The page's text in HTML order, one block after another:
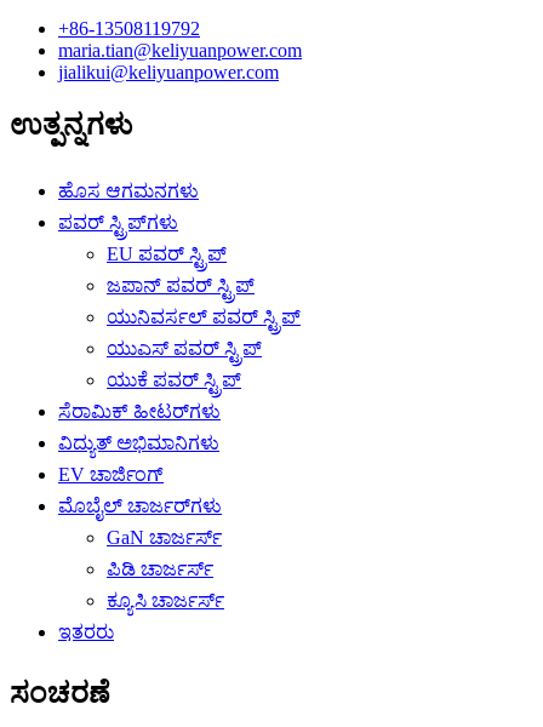
+86-13508119792
maria.tian@keliyuanpower.com
jialikui@keliyuanpower.com
ಉತ್ಪನ್ನಗಳು
ಹೊಸ ಆಗಮನಗಳು
ಪವರ್ ಸ್ಟ್ರಿಪ್‌ಗಳು
EU ಪವರ್ ಸ್ಟ್ರಿಪ್
ಜಪಾನ್ ಪವರ್ ಸ್ಟ್ರಿಪ್
ಯುನಿವರ್ಸಲ್ ಪವರ್ ಸ್ಟ್ರಿಪ್
ಯುಎಸ್ ಪವರ್ ಸ್ಟ್ರಿಪ್
ಯುಕೆ ಪವರ್ ಸ್ಟ್ರಿಪ್
ಸೆರಾಮಿಕ್ ಹೀಟರ್‌ಗಳು
ವಿದ್ಯುತ್ ಅಭಿಮಾನಿಗಳು
EV ಚಾರ್ಜಿಂಗ್
ಮೊಬೈಲ್ ಚಾರ್ಜರ್‌ಗಳು
GaN ಚಾರ್ಜರ್ಸ್
ಪಿಡಿ ಚಾರ್ಜರ್ಸ್
ಕ್ಯೂಸಿ ಚಾರ್ಜರ್ಸ್
ಇತರರು
ಸಂಚರಣೆ